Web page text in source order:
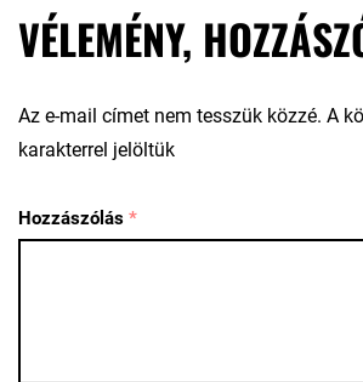
VÉLEMÉNY,
Az e-mail címet nem tesszük közzé. A
karakterrel jelöltük
Hozzászólás *